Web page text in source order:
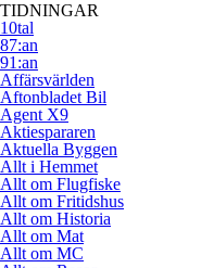
TIDNINGAR
10tal
87:an
91:an
Affärsvärlden
Aftonbladet Bil
Agent X9
Aktiespararen
Aktuella Byggen
Allt i Hemmet
Allt om Flugfiske
Allt om Fritidshus
Allt om Historia
Allt om Mat
Allt om MC